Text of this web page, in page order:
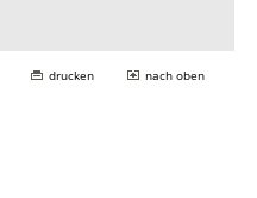
drucken nach oben